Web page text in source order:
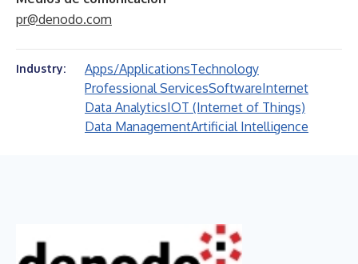
pr@denodo.com
Industry: Apps/ApplicationsTechnology
Professional ServicesSoftwareInternet
Data AnalyticsIOT (Internet of Things)
Data ManagementArtificial Intelligence